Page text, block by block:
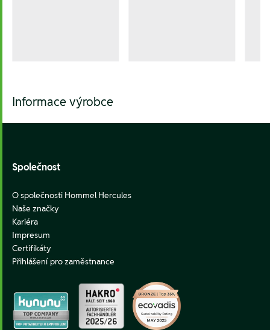
Informace výrobce
Společnost
O společnosti Hommel Hercules
Naše značky
Kariéra
Impresum
Certifikáty
Přihlášení pro zaměstnance